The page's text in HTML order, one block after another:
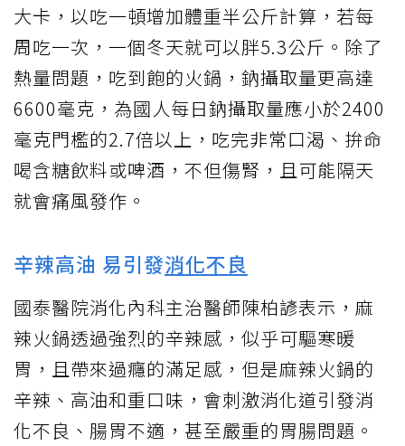
大卡，以吃一頓增加體重半公斤計算，若每
周吃一次，一個冬天就可以胖5.3公斤。除了
熱量問題，吃到飽的火鍋，鈉攝取量更高達
6600毫克，為國人每日鈉攝取量應小於2400
毫克門檻的2.7倍以上，吃完非常口渴、拚命
喝含糖飲料或啤酒，不但傷腎，且可能隔天
就會痛風發作。
辛辣高油 易引發消化不良
國泰醫院消化內科主治醫師陳柏諺表示，麻
辣火鍋透過強烈的辛辣感，似乎可驅寒暖
胃，且帶來過癮的滿足感，但是麻辣火鍋的
辛辣、高油和重口味，會刺激消化道引發消
化不良、腸胃不適，甚至嚴重的胃腸問題。